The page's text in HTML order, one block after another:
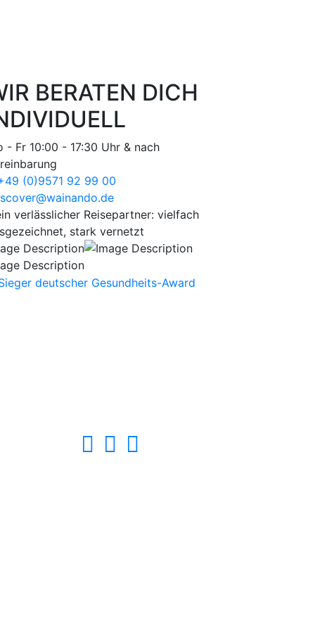
BERATEN DICH
- Fr 10:00 - 17:30 Uhr & nach
(0)9571 92 99 00
verlässlicher Reisepartner: vielfach
stark vernetzt